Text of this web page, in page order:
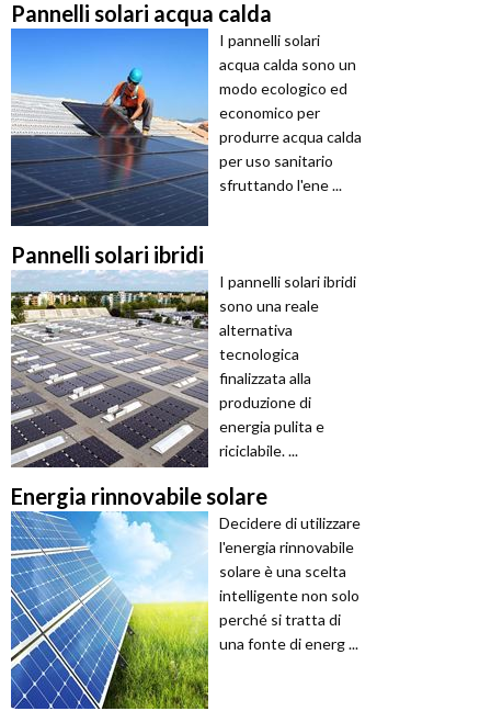
Pannelli solari acqua calda
I pannelli solari
acqua calda sono un
modo ecologico ed
economico per
produrre acqua calda
per uso sanitario
sfruttando l'ene ...
Pannelli solari ibridi
I pannelli solari ibridi
sono una reale
alternativa
tecnologica
finalizzata alla
produzione di
energia pulita e
riciclabile. ...
Energia rinnovabile solare
Decidere di utilizzare
l'energia rinnovabile
solare è una scelta
intelligente non solo
perché si tratta di
una fonte di energ ...